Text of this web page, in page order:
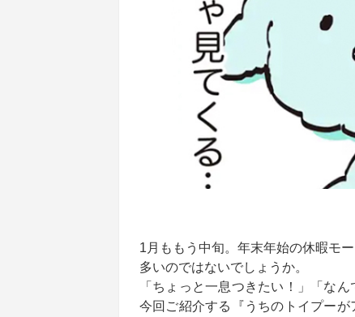
1月ももう中旬。年末年始の休暇モ
多いのではないでしょうか。
「ちょっと一息つきたい！」「な
今回ご紹介する『うちのトイプー